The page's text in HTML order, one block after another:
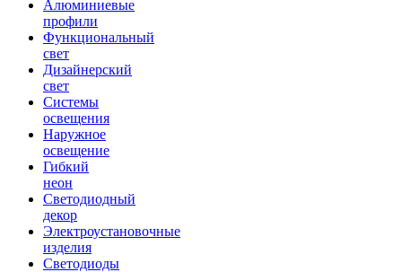
Алюминиевые
профили
Функциональный
свет
Дизайнерский
свет
Системы
освещения
Наружное
освещение
Гибкий
неон
Светодиодный
декор
Электроустановочные
изделия
Светодиоды